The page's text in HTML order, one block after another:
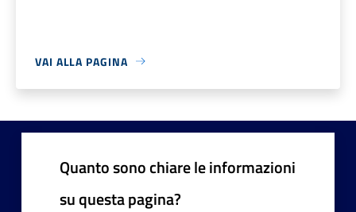
VAI ALLA PAGINA
Quanto sono chiare le informazioni
su questa pagina?